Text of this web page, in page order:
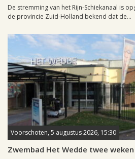
De stremming van het Rijn-Schiekanaal is
de provincie Zuid-Holland bekend dat de...
Voorschoten, 5 augustus 2026, 15:30
Zwembad Het Wedde twee